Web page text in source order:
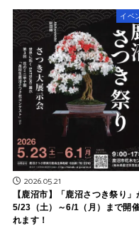
イベ
2026.05.21
【鹿沼市】「鹿沼さつき祭り」
5/23（土）～6/1（月）まで開
れます！